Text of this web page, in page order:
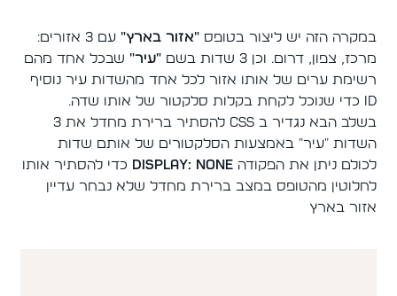
במקרה הזה יש ליצור בטופס "אזור בארץ"
עם 3 אזורים:
מרכז, צפון, דרום. וכן 3 שדות בשם
"עיר" שבכל אחד מהם
רשימת ערים של אותו אזור לכל אחד מהשדות עיר נוסיף
ID כדי שנוכל לקחת בקלות סלקטור של אותו שדה.
בשלב הבא נגדיר ב CSS להסתיר ברירת מחדל את 3
השדות "עיר" באמצעות הסלקטורים של אותם שדות
לכולם ניתן את הפקודה display: none כדי להסתיר אותו
לחלוטין מהטופס במצב ברירת מחדל שלא נבחר עדיין
אזור בארץ